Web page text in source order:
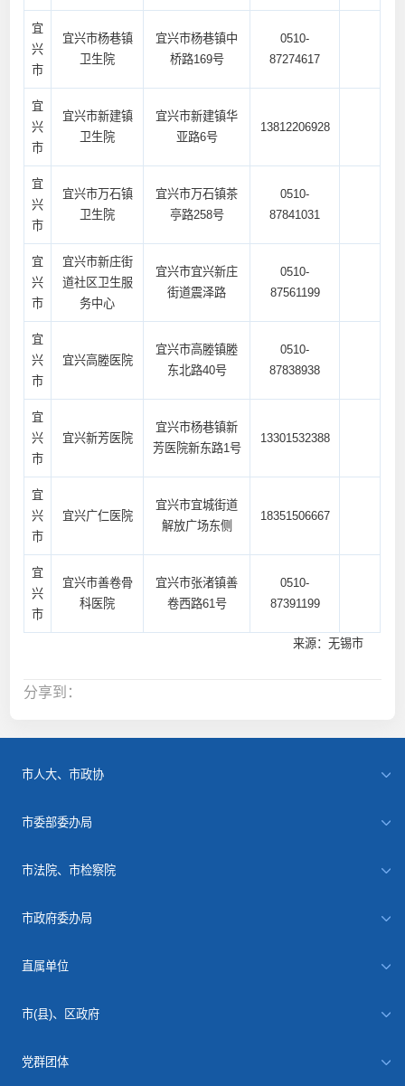
宜
兴
市
宜兴市杨巷镇
卫生院
宜兴市杨巷镇中
桥路169号
0510-
87274617
宜
兴
市
宜兴市新建镇
卫生院
宜兴市新建镇华
亚路6号
13812206928
宜
兴
市
宜兴市万石镇
卫生院
宜兴市万石镇茶
亭路258号
0510-
87841031
宜
兴
市
宜兴市新庄街
道社区卫生服
务中心
宜兴市宜兴新庄
街道震泽路
0510-
87561199
宜
兴
市
宜兴高塍医院
宜兴市高塍镇塍
东北路40号
0510-
87838938
宜
兴
市
宜兴新芳医院
宜兴市杨巷镇新
芳医院新东路1号
13301532388
宜
兴
市
宜兴广仁医院
宜兴市宜城街道
解放广场东侧
18351506667
宜
兴
市
宜兴市善卷骨
科医院
宜兴市张渚镇善
卷西路61号
0510-
87391199
来源：无锡市
分享到：
市人大、市政协
市委部委办局
市法院、市检察院
市政府委办局
直属单位
市(县)、区政府
党群团体